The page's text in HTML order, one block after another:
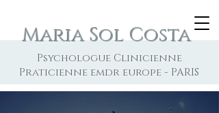
Psychologue Clinicienne
Praticienne emdr europe - PARIS
Maria Sol Costa